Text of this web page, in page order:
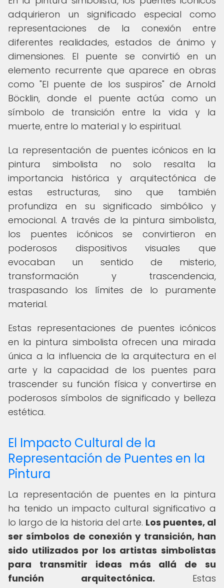
adquirieron un significado especial como
representaciones de la conexión entre
diferentes realidades, estados de ánimo y
dimensiones. El puente se convirtió en un
elemento recurrente que aparece en obras
como "El puente de los suspiros" de Arnold
Böcklin, donde el puente actúa como un
símbolo de transición entre la vida y la
muerte, entre lo material y lo espiritual.
La representación de puentes icónicos en la
pintura simbolista no solo resalta la
importancia histórica y arquitectónica de
estas estructuras, sino que también
profundiza en su significado simbólico y
emocional. A través de la pintura simbolista,
los puentes icónicos se convirtieron en
poderosos dispositivos visuales que
evocaban un sentido de misterio,
transformación y trascendencia,
traspasando los límites de lo puramente
material.
Estas representaciones de puentes icónicos
en la pintura simbolista ofrecen una mirada
única a la influencia de la arquitectura en el
arte y la capacidad de los puentes para
trascender su función física y convertirse en
poderosos símbolos de significado y belleza
estética.
El Impacto Cultural de la
Representación de Puentes en la
Pintura
La representación de puentes en la pintura
ha tenido un impacto cultural significativo a
lo largo de la historia del arte. Los puentes, al
ser símbolos de conexión y transición, han
sido utilizados por los artistas simbolistas
para transmitir ideas más allá de su
función arquitectónica. Estas